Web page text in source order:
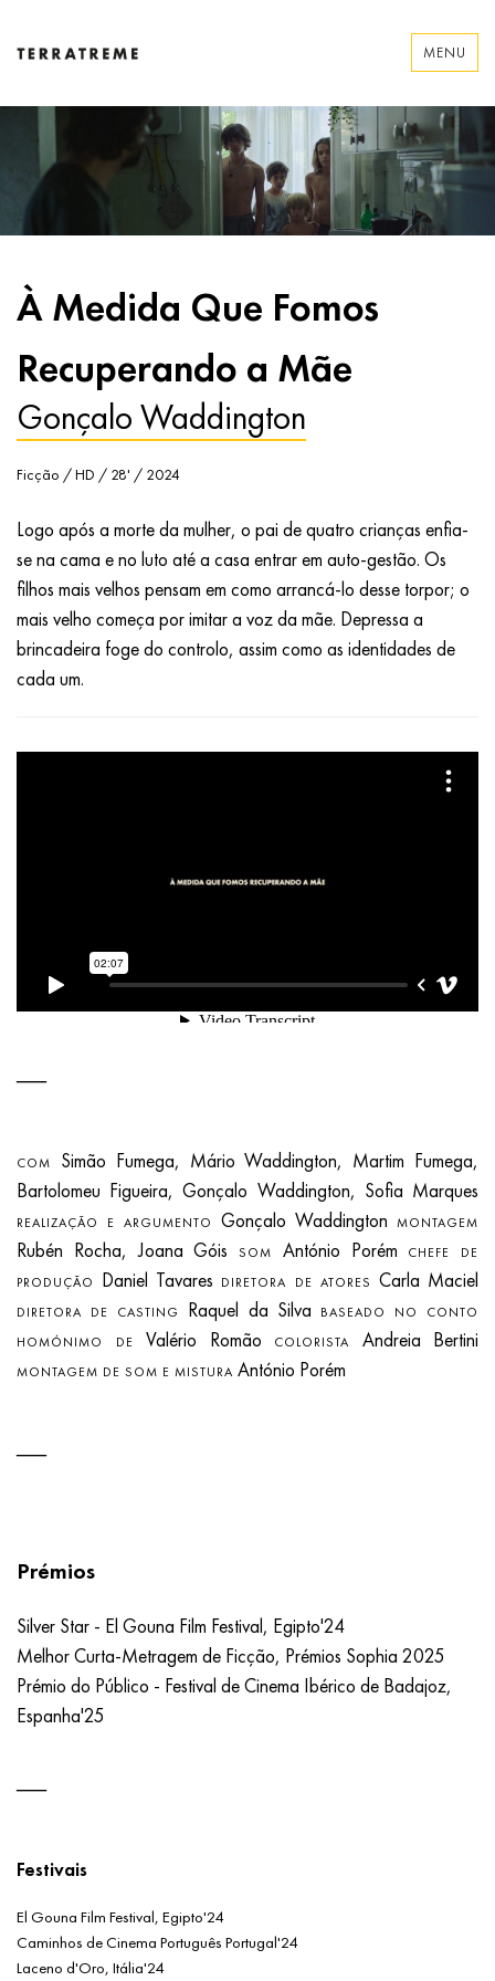
Terratreme
MENU
À Medida Que Fomos
Recuperando a Mãe
Gonçalo Waddington
Ficção / HD / 28' / 2024
Logo após a morte da mulher, o pai de quatro crianças enfia-
se na cama e no luto até a casa entrar em auto-gestão. Os
filhos mais velhos pensam em como arrancá-lo desse torpor; o
mais velho começa por imitar a voz da mãe. Depressa a
brincadeira foge do controlo, assim como as identidades de
cada um.
COM
Simão Fumega, Mário Waddington, Martim Fumega,
Bartolomeu Figueira, Gonçalo Waddington, Sofia Marques
REALIZAÇÃO E ARGUMENTO Gonçalo Waddington MONTAGEM
Rubén Rocha, Joana Góis SOM António Porém
CHEFE DE
PRODUÇÃO
Daniel Tavares DIRETORA DE ATORES Carla Maciel
DIRETORA DE CASTING Raquel da Silva
BASEADO NO CONTO
HOMÓNIMO DE
Valério Romão COLORISTA Andreia Bertini
MONTAGEM DE SOM E MISTURA António Porém
Prémios
Silver Star - El Gouna Film Festival, Egipto'24
Melhor Curta-Metragem de Ficção, Prémios Sophia 2025
Prémio do Público - Festival de Cinema Ibérico de Badajoz,
Espanha'25
Festivais
El Gouna Film Festival, Egipto'24
Caminhos de Cinema Português Portugal'24
Laceno d'Oro, Itália'24